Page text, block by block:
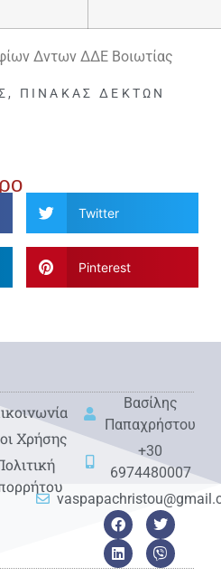
Δντων ΔΔΕ Βοιωτίας
, ΠΊΝΑΚΑΣ ΔΕΚΤΏΝ
Twitter
Pinterest
Χρήσης
Βασίλης
Παπαχρήστου
+30
6974480007